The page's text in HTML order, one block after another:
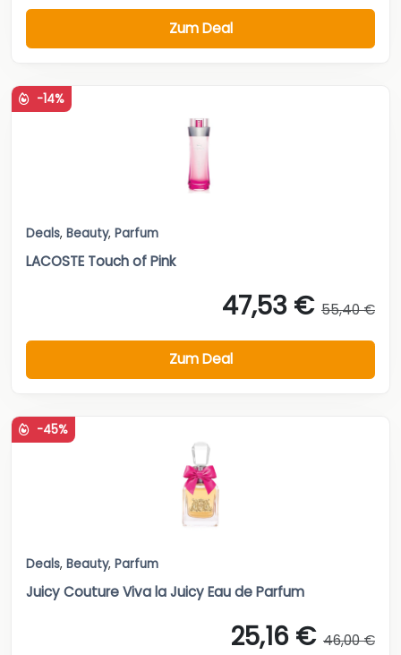
Zum Deal
-14%
Deals, Beauty, Parfum
LACOSTE Touch of Pink
47,53 € 55,40 €
Zum Deal
-45%
Deals, Beauty, Parfum
Juicy Couture Viva la Juicy Eau de Parfum
25,16 € 46,00 €